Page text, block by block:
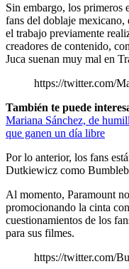
Sin embargo, los primeros
fans del doblaje mexicano,
el trabajo previamente
creadores de contenido,
Juca suenan muy mal en
https://twitter.com/
También te puede
Mariana Sánchez, de
que ganen un día libre
Por lo anterior, los fans
Dutkiewicz como
Al momento, Paramount
promocionando la cinta
cuestionamientos de los
para sus filmes.
https://twitter.com/